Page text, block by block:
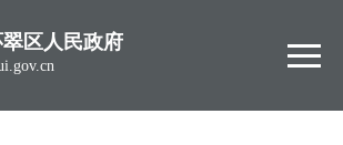
区人民政府